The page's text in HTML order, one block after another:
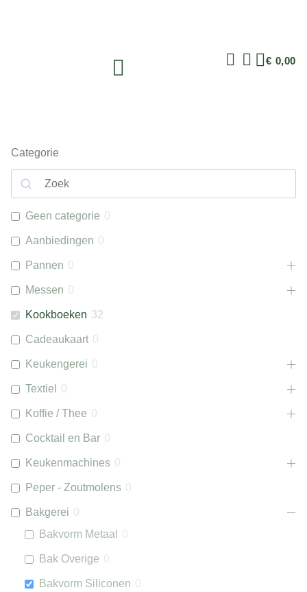
€ 0,00
Categorie
Geen categorie 0
Aanbiedingen 0
Pannen 0
Messen 0
Kookboeken 32
Cadeaukaart 0
Keukengerei 0
Textiel 0
Koffie / Thee 0
Cocktail en Bar 0
Keukenmachines 0
Peper - Zoutmolens 0
Bakgerei 0
Bakvorm Metaal
Bak Overige
Bakvorm Siliconen